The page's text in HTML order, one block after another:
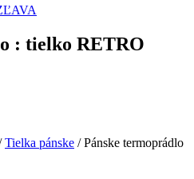
: tielko RETRO
Tielka pánske / Pánske termoprádlo